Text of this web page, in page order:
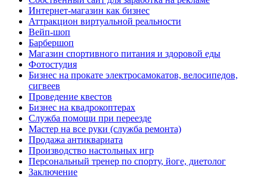
Интернет-магазин как бизнес
Аттракцион виртуальной реальности
Вейп-шоп
Барбершоп
Магазин спортивного питания и здоровой еды
Фотостудия
Бизнес на прокате электросамокатов, велосипедов,
сигвеев
Проведение квестов
Бизнес на квадрокоптерах
Служба помощи при переезде
Мастер на все руки (служба ремонта)
Продажа антиквариата
Производство настольных игр
Персональный тренер по спорту, йоге, диетолог
Заключение